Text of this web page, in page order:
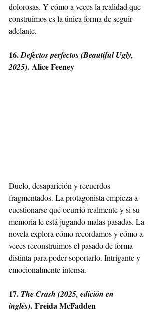
dolorosas. Y cómo a veces la realidad que
construimos es la única forma de seguir
adelante.
16. Defectos perfectos (Beautiful Ugly,
2025). Alice Feeney
Duelo, desaparición y recuerdos
fragmentados. La protagonista empieza a
cuestionarse qué ocurrió realmente y si su
memoria le está jugando malas pasadas. La
novela explora cómo recordamos y cómo a
veces reconstruimos el pasado de forma
distinta para poder soportarlo. Intrigante y
emocionalmente intensa.
17. The Crash (2025, edición en
inglés). Freida McFadden